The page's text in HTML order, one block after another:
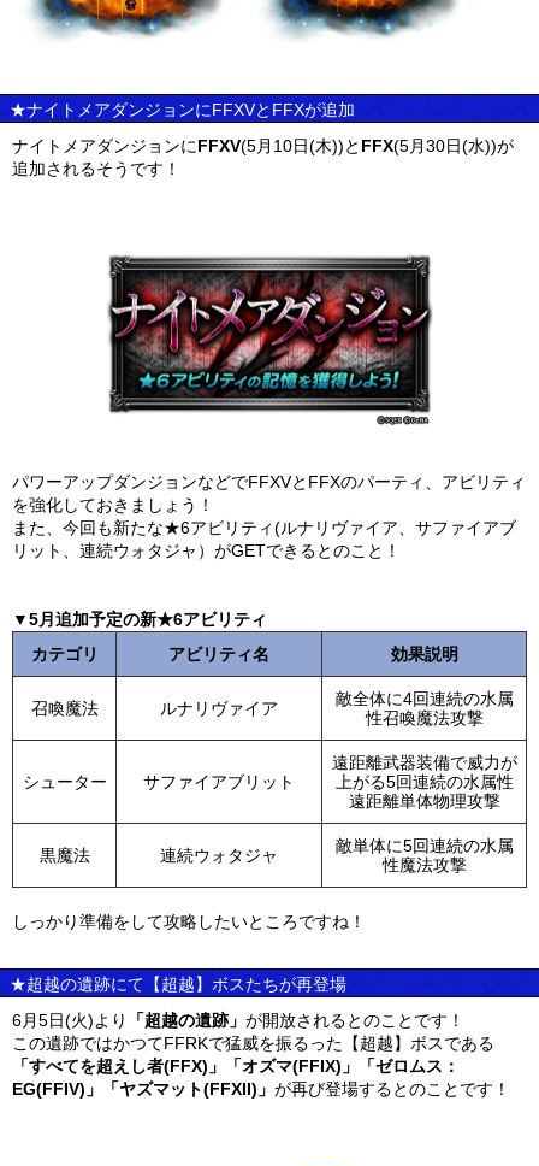
★ナイトメアダンジョンにFFXVとFFXが追加
ナイトメアダンジョンにFFXV(5月10日(木))と FFX(5月30日(水))が
追加されるそうです！
パワーアップダンジョンなどでFFXVとFFXのパーティ、アビリティ
を強化しておきましょう！
また、今回も新たな★6アビリティ(ルナリヴァイア、サファイアブ
リット、連続ウォタジャ）がGETできるとのこと！
▼5月追加予定の新★6アビリティ
カテゴリ
アビリティ名 効果説明
召喚魔法 ルナリヴァイア
敵全体に4回連続の水属
性召喚魔法攻撃
シューター サファイアブリット
遠距離武器装備で威力が
上がる5回連続の水属性
遠距離単体物理攻撃
黒魔法 連続ウォタジャ
敵単体に5回連続の水属
性魔法攻撃
しっかり準備をして攻略したいところですね！
★超越の遺跡にて【超越】ボスたちが再登場
6月5日(火)より
「超越の遺跡」 が開放されるとのことです！
この遺跡ではかつてFFRKで猛威を振るった【超越】ボスである
「すべてを超えし者(FFX)」「オズマ(FFIX)」「ゼロムス：
EG(FFIV)」「ヤズマット(FFXII)」 が再び登場するとのことです！